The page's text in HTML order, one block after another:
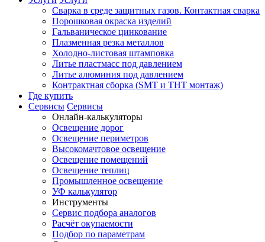
Сварка в среде защитных газов. Контактная сварка
Порошковая окраска изделий
Гальваническое цинкование
Плазменная резка металлов
Холодно-листовая штамповка
Литье пластмасс под давлением
Литье алюминия под давлением
Контрактная сборка (SMT и THT монтаж)
Где купить
Сервисы Сервисы
Онлайн-калькуляторы
Освещение дорог
Освещение периметров
Высокомачтовое освещение
Освещение помещений
Освещение теплиц
Промышленное освещение
УФ калькулятор
Инструменты
Сервис подбора аналогов
Расчёт окупаемости
Подбор по параметрам